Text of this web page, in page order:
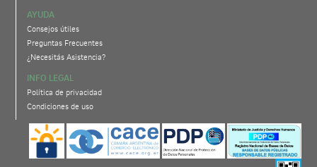
AYUDA
Consejos útiles
Preguntas Frecuentes
¿Necesitás Asistencia?
INFO LEGAL
Política de privacidad
Condiciones de uso